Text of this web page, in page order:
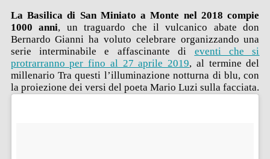
La Basilica di San Miniato a Monte nel 2018 compie
1000 anni, un traguardo che il vulcanico abate don
Bernardo Gianni ha voluto celebrare organizzando una
serie interminabile e affascinante di eventi che si
protrarranno per fino al 27 aprile 2019, al termine del
millenario Tra questi l’illuminazione notturna di blu, con
la proiezione dei versi del poeta Mario Luzi sulla facciata.